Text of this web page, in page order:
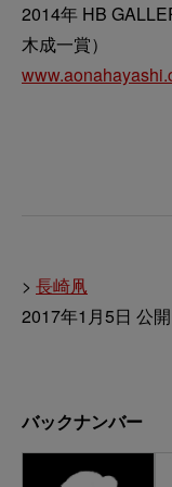
2014年 HB
木成一賞）
> 長崎凧
2017年1月5日 公開
バックナンバー